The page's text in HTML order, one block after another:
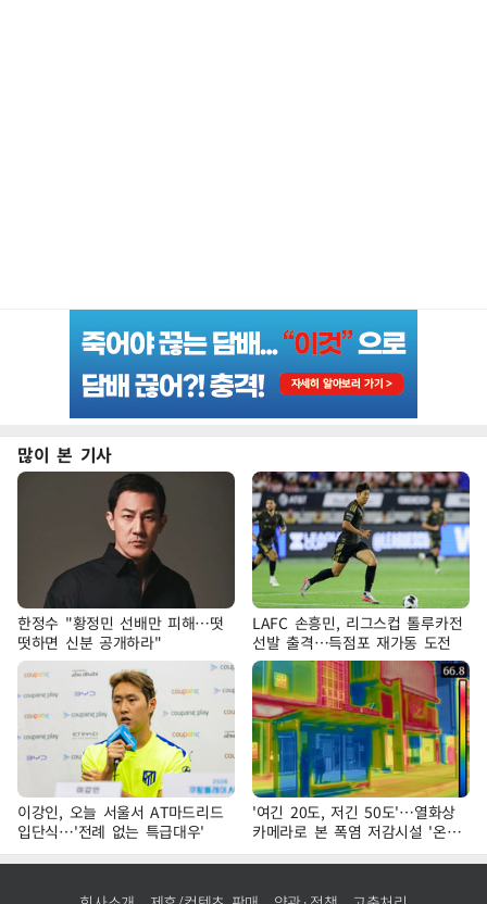
많이 본 기사
한정수 "황정민 선배만 피해…떳
떳하면 신분 공개하라"
LAFC 손흥민, 리그스컵 톨루카전
선발 출격…득점포 재가동 도전
이강인, 오늘 서울서 AT마드리드
입단식…'전례 없는 특급대우'
'여긴 20도, 저긴 50도'…열화상
카메라로 본 폭염 저감시설 '온도
차'